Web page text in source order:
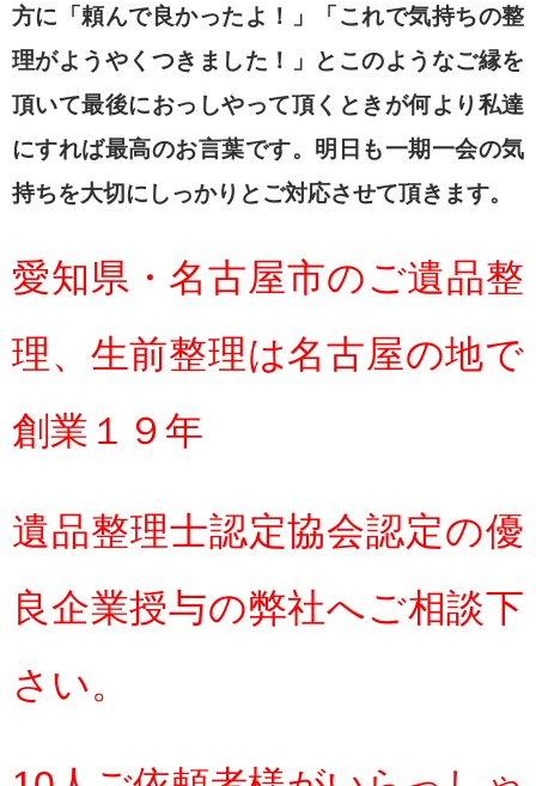
方に「頼んで良かったよ！」「これで気持ちの整
理がようやくつきました！」とこのようなご縁を
頂いて最後におっしやって頂くときが何より私達
にすれば最高のお言葉です。明日も一期一会の気
持ちを大切にしっかりとご対応させて頂きます。
愛知県・名古屋市のご遺品整
理、生前整理は名古屋の地で
創業１９年
遺品整理士認定協会認定の優
良企業授与の弊社へご相談下
さい。